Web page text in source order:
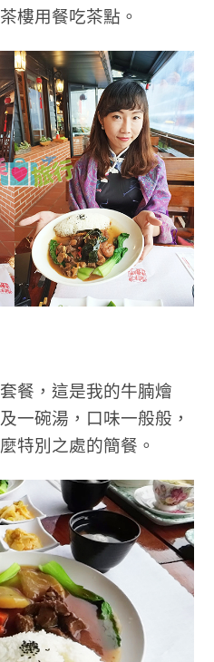
樓用餐吃茶點。
餐，這是我的牛腩燴
一碗湯，口味一般般，
特別之處的簡餐。